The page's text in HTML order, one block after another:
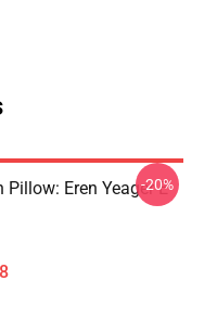
Eren Yeager E
-20%